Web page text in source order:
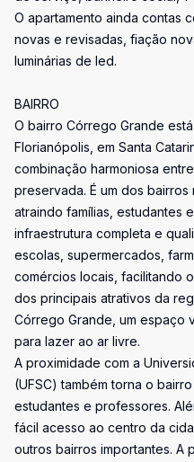
O apartamento ainda contas
novas e revisadas, fiação
luminárias de led.
BAIRRO
O bairro Córrego Grande
Florianópolis, em Santa
combinação harmoniosa
preservada. É um dos bairros
atraindo famílias, estudantes
infraestrutura completa e
escolas, supermercados,
comércios locais, facilitando
dos principais atrativos da
Córrego Grande, um espaço
para lazer ao ar livre.
A proximidade com a
(UFSC) também torna o
estudantes e professores.
fácil acesso ao centro da
outros bairros importantes. A